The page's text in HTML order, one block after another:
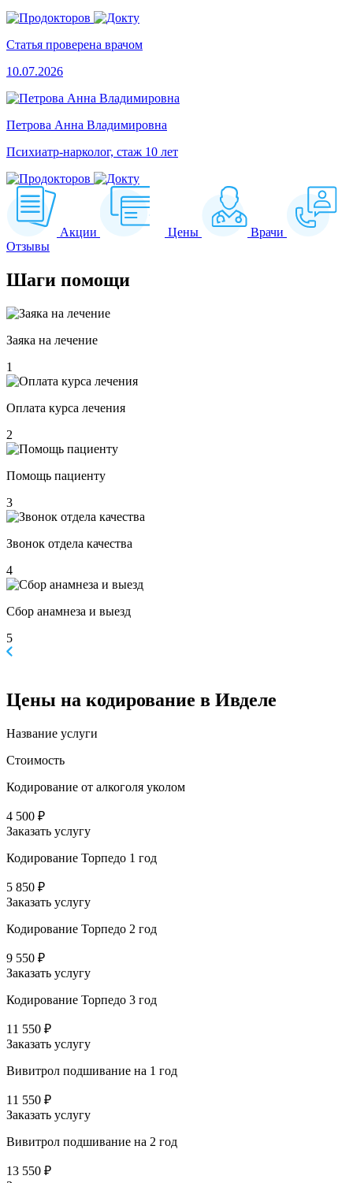
Статья проверена врачом
10.07.2026
Петрова Анна Владимировна
Психиатр-нарколог, стаж 10 лет
Акции Цены
Врачи
Отзывы
Шаги помощи
Заяка на лечение
1
Оплата курса лечения
2
Помощь пациенту
3
Звонок отдела качества
4
Сбор анамнеза и выезд
5
Цены на кодирование в Ивделе
Название услуги
Стоимость
Кодирование от алкоголя уколом
4 500 ₽
Заказать услугу
Кодирование Торпедо 1 год
5 850 ₽
Заказать услугу
Кодирование Торпедо 2 год
9 550 ₽
Заказать услугу
Кодирование Торпедо 3 год
11 550 ₽
Заказать услугу
Вивитрол подшивание на 1 год
11 550 ₽
Заказать услугу
Вивитрол подшивание на 2 год
13 550 ₽